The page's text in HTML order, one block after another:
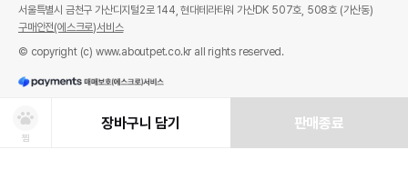
찜
장바구니 담기 판매종료
서울특별시 금천구 가산디지털2로 144, 현대테라타워 가산DK 507호, 508호 (가산동)
구매안전(에스크로)서비스
© copyright (c) www.aboutpet.co.kr all rights reserved.